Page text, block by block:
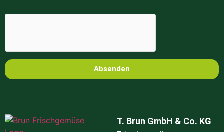
T. Brun GmbH & Co. KG
Absenden